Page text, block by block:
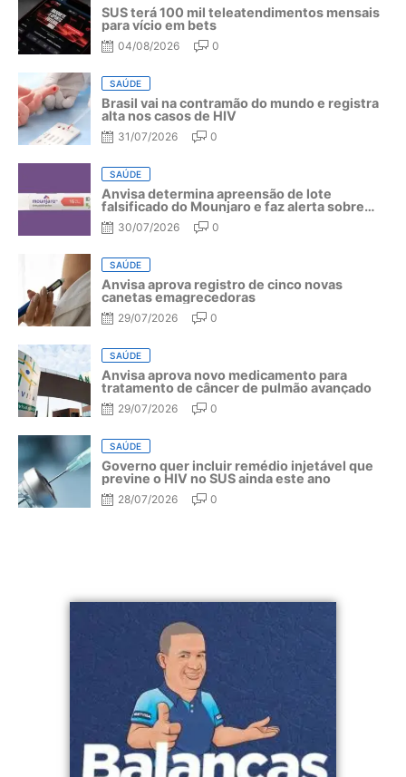
SUS terá 100 mil teleatendimentos mensais
para vício em bets
04/08/2026 0
SAÚDE
Brasil vai na contramão do mundo e registra
alta nos casos de HIV
31/07/2026 0
SAÚDE
Anvisa determina apreensão de lote
falsificado do Mounjaro e faz alerta sobre
riscos do medicamento
30/07/2026 0
SAÚDE
Anvisa aprova registro de cinco novas
canetas emagrecedoras
29/07/2026 0
SAÚDE
Anvisa aprova novo medicamento para
tratamento de câncer de pulmão avançado
29/07/2026 0
SAÚDE
Governo quer incluir remédio injetável que
previne o HIV no SUS ainda este ano
28/07/2026 0